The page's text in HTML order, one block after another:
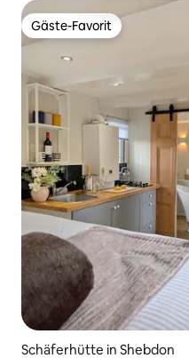
Gäste-Favorit
Gäste-Favorit
Schäferhütte in Shebdon